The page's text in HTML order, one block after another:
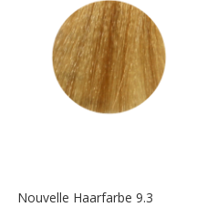
Nouvelle Haarfarbe 9.3